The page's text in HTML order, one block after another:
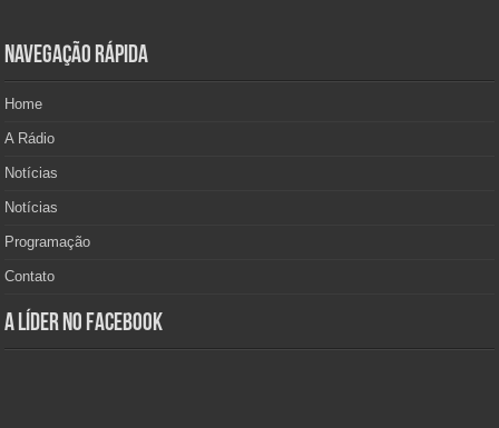
Navegação Rápida
Home
A Rádio
Notícias
Notícias
Programação
Contato
A Líder no Facebook